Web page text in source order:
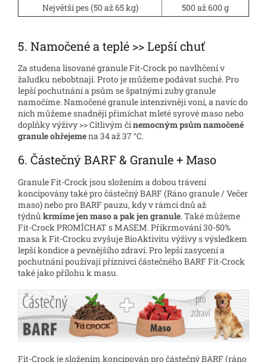
Největší pes (50 až 65 kg)
500 až 600 g
5. Namočené a teplé >> Lepší chuť
Za studena lisované granule Fit-Crock po navlhčení v
žaludku nebobtnají. Proto je můžeme podávat suché. Pro
lepší pochutnání a psům se špatnými zuby granule
namočíme. Namočené granule intenzivněji voní, a navíc do
nich můžeme snadněji přimíchat mletésyrové masonebo
doplňky výživy >> Citlivým činemocným psům namočené
granule ohřejemena 34 až 37 °C.
6. Částečný BARF & Granule + Maso
Granule Fit-Crock jsou složením a dobou trávení
koncipovány také pro částečný BARF (Ráno granule / Večer
maso) nebo pro BARF pauzu, kdy v rámci dnů až
týdnů krmíme jen maso a pak jen granule. Také můžeme
Fit-Crock PROMÍCHAT s MASEM. Přikrmování30-50%
masa k Fit-Crocku zvyšuje BioAktivitu výživy s výsledkem
lepší kondice a pevnějšího zdraví. Pro lepší zasycení a
pochutnání používají příznivci částečného BARF Fit-Crock
také jakopřílohu k masu.
Fit-Crock je složením koncipován pro částečný BARF (ráno